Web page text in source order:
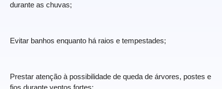
durante as chuvas;
Evitar banhos enquanto há raios e tempestades;
Prestar atenção à possibilidade de queda de árvores, postes e
fios durante ventos fortes;